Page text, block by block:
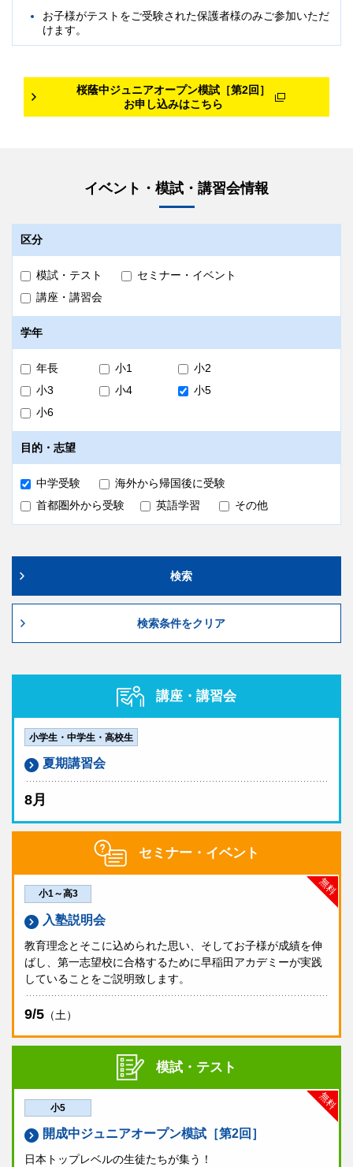
ご準備いただく物
二次元コードシール、筆記用具
成績帳票
作成手順
をご参照の上、作成をお願い致します。
紙の成績帳票の返却はございません。
備考
9月からのNNジュニア桜蔭トップレベル講座（後期）
の受講資格審査を兼ねます。
当日自宅受験は特待認定の対象外です。
解説授業は会場受験のみとなります。
へ、早稲田アカデミーにお通いでない方はカスタマー
センター
0120-97-3737までお問い合わせくださ
申込方法
以下の「お申し込みボタン」よりお申し込みください。
国内：8/18（火）19:00
海外：8/17（月）19:00（日本時間）
お子様がテストをご受験された保護者様のみご参加いただ
けます。
桜蔭中ジュニアオープン模試［第2回］
お申し込みはこちら
イベント・模試・講習会情報
区分
模試・テスト
セミナー・イベント
講座・講習会
学年
年長 小1
小2
小3
小4
小5
小6
目的・志望
中学受験
海外から帰国後に受験
首都圏外から受験
英語学習 その他
検索
検索条件をクリア
講座・講習会
小学生・中学生・高校生
夏期講習会
8月
セミナー・イベント
無料
小1～高3
入塾説明会
教育理念とそこに込められた思い、そしてお子様が成績を伸
ばし、第一志望校に合格するために早稲田アカデミーが実践
していることをご説明致します。
9/5 （土）
模試・テスト
無料
小5
開成中ジュニアオープン模試［第2回］
日本トップレベルの生徒たちが集う！